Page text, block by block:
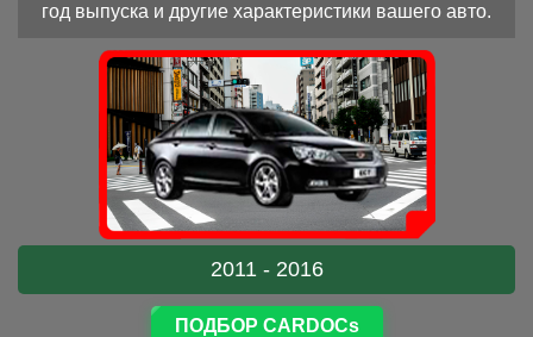
год выпуска и другие характеристики вашего авто.
2011 - 2016
ПОДБОР CARDOCs